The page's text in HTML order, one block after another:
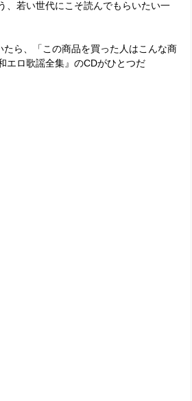
若い世代にこそ読んでもらいたい一
ら、「この商品を買った人はこんな商
ロ歌謡全集』のCDがひとつだ